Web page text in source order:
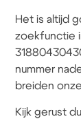
Het is altijd
zoekfunctie
nummer
breiden
Kijk gerust